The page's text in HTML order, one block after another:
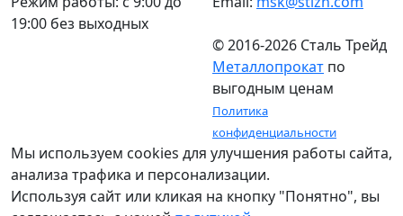
19:00 без выходных
© 2016-2026 Сталь Трейд
Металлопрокат по
выгодным ценам
Политика
конфиденциальности
Мы используем cookies для улучшения работы сайта,
анализа трафика и персонализации.
Используя сайт или кликая на кнопку "Понятно", вы